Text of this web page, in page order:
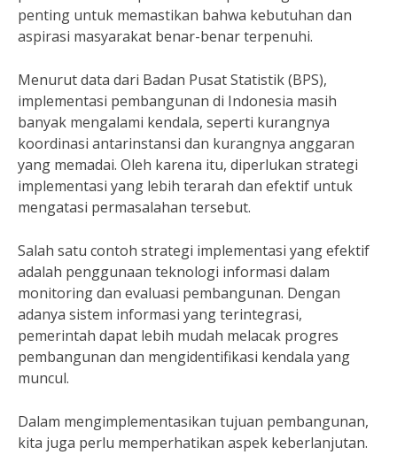
penting untuk memastikan bahwa kebutuhan dan
aspirasi masyarakat benar-benar terpenuhi.
Menurut data dari Badan Pusat Statistik (BPS),
implementasi pembangunan di Indonesia masih
banyak mengalami kendala, seperti kurangnya
koordinasi antarinstansi dan kurangnya anggaran
yang memadai. Oleh karena itu, diperlukan strategi
implementasi yang lebih terarah dan efektif untuk
mengatasi permasalahan tersebut.
Salah satu contoh strategi implementasi yang efektif
adalah penggunaan teknologi informasi dalam
monitoring dan evaluasi pembangunan. Dengan
adanya sistem informasi yang terintegrasi,
pemerintah dapat lebih mudah melacak progres
pembangunan dan mengidentifikasi kendala yang
muncul.
Dalam mengimplementasikan tujuan pembangunan,
kita juga perlu memperhatikan aspek keberlanjutan.